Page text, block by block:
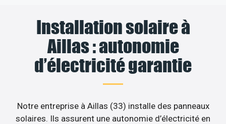
Installation solaire à
Aillas : autonomie
d’électricité garantie
Notre entreprise à Aillas (33) installe des panneaux
solaires. Ils assurent une autonomie d’électricité en